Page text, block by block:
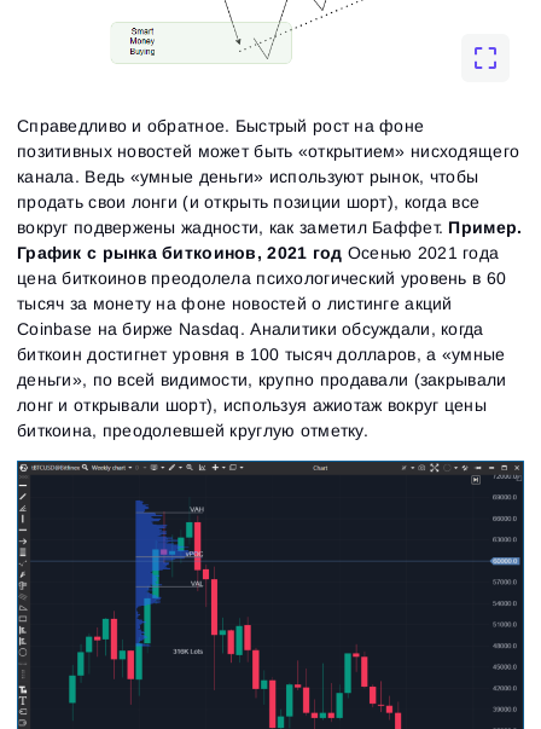
Справедливо и обратное. Быстрый рост на фоне
позитивных новостей может быть «открытием» нисходящего
канала. Ведь «умные деньги» используют рынок, чтобы
продать свои лонги (и открыть позиции шорт), когда все
вокруг подвержены жадности, как заметил Баффет. Пример.
График с рынка биткоинов, 2021 год Осенью 2021 года
цена биткоинов преодолела психологический уровень в 60
тысяч за монету на фоне новостей о листинге акций
Coinbase на бирже Nasdaq. Аналитики обсуждали, когда
биткоин достигнет уровня в 100 тысяч долларов, а «умные
деньги», по всей видимости, крупно продавали (закрывали
лонг и открывали шорт), используя ажиотаж вокруг цены
биткоина, преодолевшей круглую отметку.